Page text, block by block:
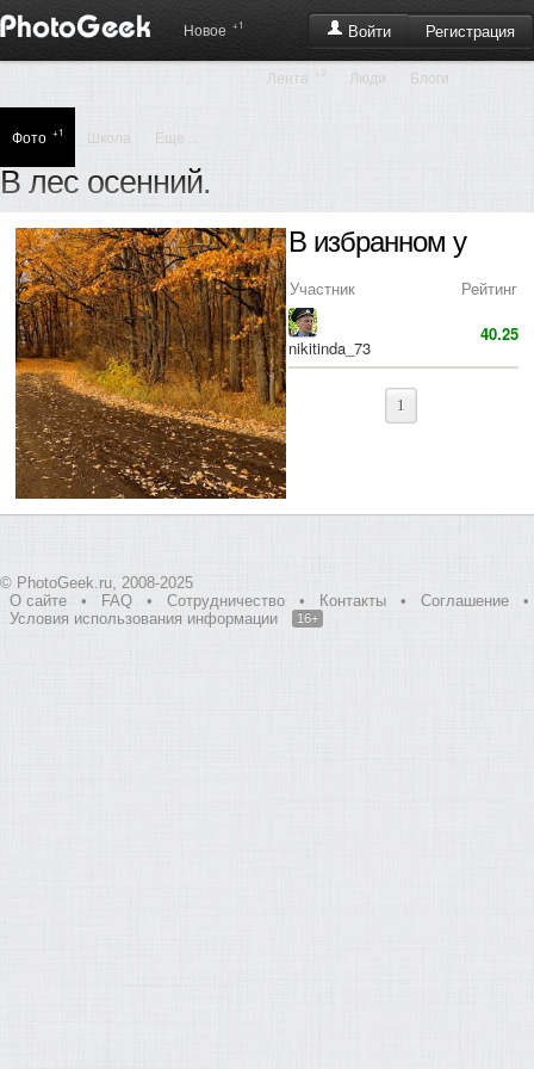
Войти Регистрация
Новое +1
Лента Люди Блоги
Фото +1 Школа Еще ...
В лес осенний.
В избранном у
Участник Рейтинг
nikitinda_73
40.25
1
© PhotoGeek.ru, 2008-2025
О сайте
• FAQ • Сотрудничество • Контакты • Соглашение
•
Условия использования информации
16+